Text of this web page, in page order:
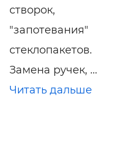
створок,
"запотевания"
стеклопакетов.
Замена ручек, ...
Читать дальше